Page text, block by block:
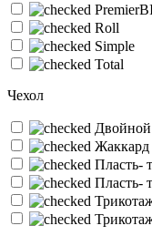
Roll
Simple
Total
Чехол
Жаккард
Пласть-
Пласть-